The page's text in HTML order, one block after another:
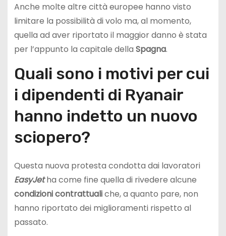
Anche molte altre città europee hanno visto
limitare la possibilità di volo ma, al momento,
quella ad aver riportato il maggior danno è stata
per l’appunto la capitale della Spagna.
Quali sono i motivi per cui
i dipendenti di Ryanair
hanno indetto un nuovo
sciopero?
Questa nuova protesta condotta dai lavoratori
EasyJetha come fine quella di rivedere alcune
condizioni contrattualiche, a quanto pare, non
hanno riportato dei miglioramenti rispetto al
passato.